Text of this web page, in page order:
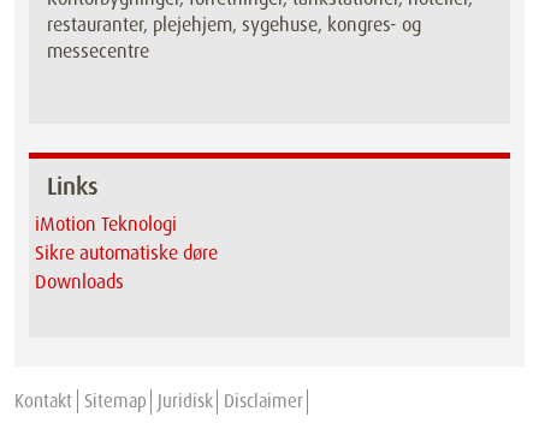
restauranter, plejehjem, sygehuse, kongres- og
messecentre
Links
iMotion Teknologi
Sikre automatiske døre
Downloads
Kontakt Sitemap Juridisk Disclaimer